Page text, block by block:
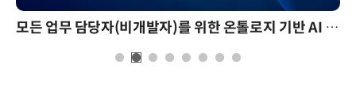
모든 업무 담당자(비개발자)를 위한 온톨로지 기반 AI 지식체계 설계 1-day 워크숍